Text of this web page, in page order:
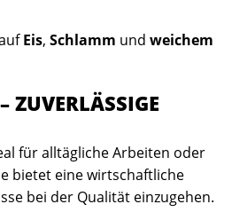
Eis, Schlamm und weichem
ZUVERLÄSSIGE
für alltägliche Arbeiten oder
bietet eine wirtschaftliche
bei der Qualität einzugehen.